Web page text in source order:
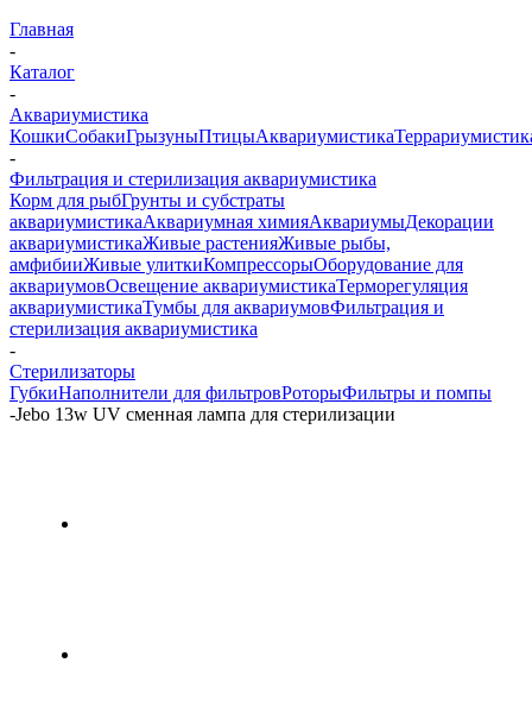
Главная
-
Каталог
-
Аквариумистика
КошкиСобакиГрызуныПтицыАквариумистика
-
Фильтрация и стерилизация аквариумистика
Корм для рыбГрунты и субстраты
аквариумистикаАквариумная химияАквариумыДекорации
аквариумистикаЖивые растенияЖивые рыбы,
амфибииЖивые улиткиКомпрессорыОборудование для
аквариумовОсвещение аквариумистикаТерморегуляция
аквариумистикаТумбы для аквариумовФильтрация и
стерилизация аквариумистика
-
Стерилизаторы
ГубкиНаполнители для фильтровРоторыФильтры и помпы
-Jebo 13w UV сменная лампа для стерилизации